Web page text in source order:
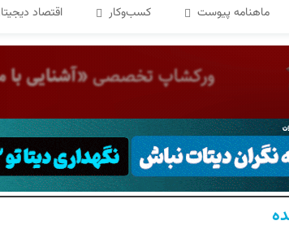
ماهنامه پیوست کسب‌و‌کار اقتصاد